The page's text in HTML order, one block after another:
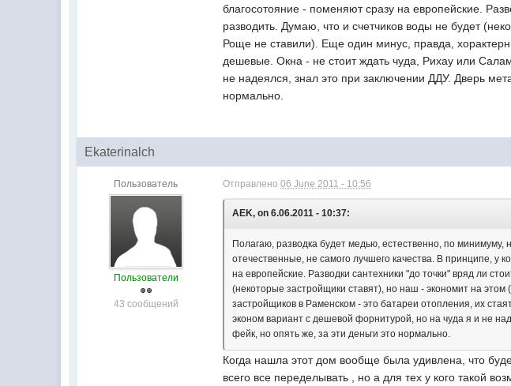
благосотояние - поменяют сразу на европейские.
разводить. Думаю, что и счетчиков воды не будет
Роще не ставили). Еще один минус, правда,
дешевые. Окна - не стоит ждать чуда, Рихау или
не надеялся, знал это при заключении ДДУ. Дверь
нормально.
Ekaterinalch
Пользователь
Пользователи
43 сообщений
Отправлено06 June 2011 - 10:56
AEK, on 6.06.2011 - 10:37:
Полагаю, разводка будет медью, естественно, по минимуму,
отечественные, не самого лучшего качества. В принципе, у
на европейские. Разводки сантехники "до точки" вряд ли
(некоторые застройщики ставят), но наш - экономит на
застройщиков в Раменском - это батареи отопления, их
эконом вариант с дешевой форнитурой, но на чуда я и не
фейк, но опять же, за эти деньги это нормально.
Когда нашла этот дом вообще была удивлена, что
всего все переделывать , но а для тех у кого такой